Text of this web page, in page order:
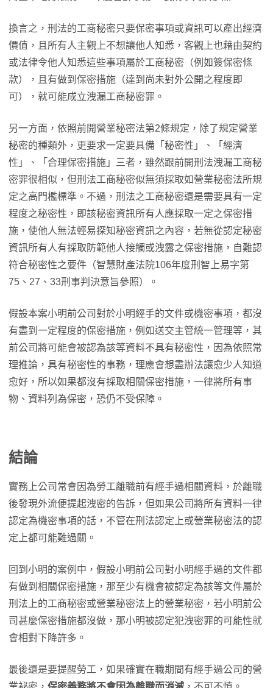
換言之，刑法的工商秘密只要保密事項或資訊可以產出經濟
價值，且所有人主觀上不想讓他人知悉，客觀上也藉由契約
或法律令他人知悉這些事項屬於工商秘密（例如簽保密條
款），且有做到保密措施（達到尚未對外公開之程度即
可），就可能成立洩漏工商秘密罪。
另一方面，依照前開營業秘密法第2條規定，除了規定營業
秘密的種類外，更要求一定要具備「秘密性」、「經濟
性」、「合理保密措施」三者，雖然跟前開刑法洩漏工商秘
密罪很相似，但刑法工商秘密似無須採取如營業秘密法所規
定之高門檻標準。不過，刑法之工商秘密還是需要具有一定
程度之秘密性，即該秘密資訊所有人應採取一定之保密措
施，使他人無法輕易探知秘密資訊之內容，若無從認定秘密
資訊所有人有採取防範他人接觸或洩露之保密措施，自難認
符合秘密性之要件（智慧財產法院106年度刑智上易字第
75、27、33刑事判決意旨參照）。
假設本案小明前公司對於小明經手的文件或機密事項，都沒
有盡到一定程度的保密措施，例如送交主管統一管理等，其
前公司將可能會被認為該等資料不具有秘密性，因為依照常
理推論，具有秘密性的事務，理應會想盡辦法讓愈少人知道
愈好，所以如果都沒有採取相關保密措施，一律將所有事
物、資料列為保密，恐仍不受保障。
結論
實務上公司常會因為勞工離職前有經手過相關資料，於離職
後發現外流便提起洩密的告訴，但如果公司將所有資料一律
認定為機密事項的話，不管在刑法認定上或營業秘密法的認
定上都可能難過關。
回到小明的案例中，假設小明前公司對小明經手過的文件都
有做到相關保密措施，那至少有機會被認定為該等文件屬於
刑法上的工商秘密或營業秘密法上的營業秘密，若小明前公
司甚麼保密措施都沒做，那小明被認定犯洩密罪的可能性就
會相對下降許多。
最後還是要提醒勞工，如果確實在職期間有經手過公司的營